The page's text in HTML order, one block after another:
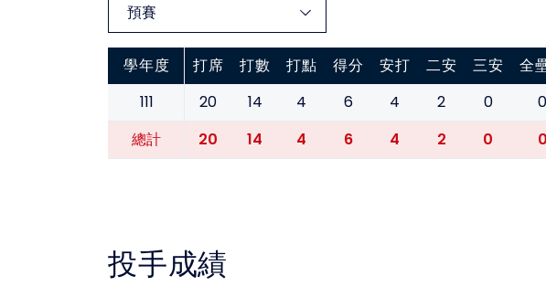
學年度 打席 打數 打點 得分 安打 二安 三安 全
111 20 14 4 6 4 2 0 0
總計 20 14 4 6 4 2 0 0
投手成績